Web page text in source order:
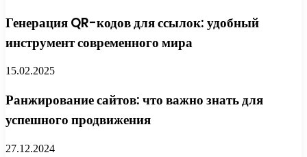
Генерация QR-кодов для ссылок: удобный
инструмент современного мира
15.02.2025
Ранжирование сайтов: что важно знать для
успешного продвижения
27.12.2024